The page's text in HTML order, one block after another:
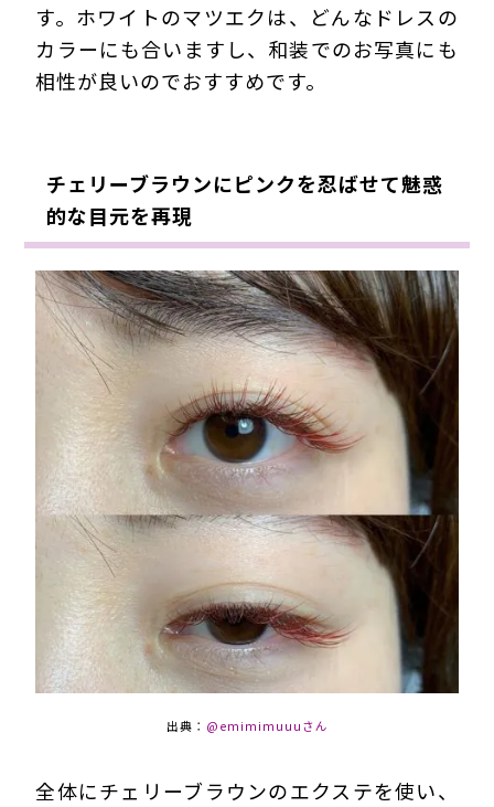
す。ホワイトのマツエクは、どんなドレスの
カラーにも合いますし、和装でのお写真にも
相性が良いのでおすすめです。
チェリーブラウンにピンクを忍ばせて魅惑
的な目元を再現
出典： @emimimuuuさん
全体にチェリーブラウンのエクステを使い、